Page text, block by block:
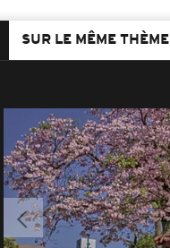
SUR LE MÊME THÈME